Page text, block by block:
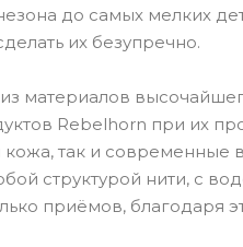
до самых мелких
их безупречно.
материалов
Rebelhorn при их
так и современные
структурой нити, с
приёмов, благодаря